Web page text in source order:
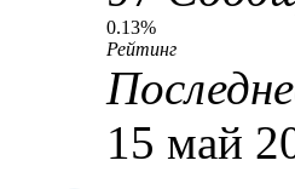
0.13%
Рейтинг
15 май